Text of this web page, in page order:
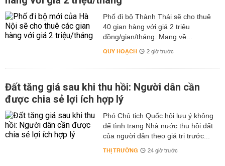
Phố đi bộ Thành Thái sẽ cho thuê
40 gian hàng với giá 2 triệu
đồng/gian/tháng. Mang về...
QUY HOẠCH 2 giờ trước
Đất tăng giá sau khi thu hồi: Người dân cần
được chia sẻ lợi ích hợp lý
Phó Chủ tịch Quốc hội lưu ý không
để tình trạng Nhà nước thu hồi đất
của người dân theo giá trị trước...
THỊ TRƯỜNG 24 giờ trước